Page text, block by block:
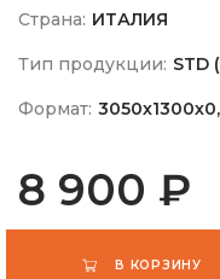
Страна: ИТАЛИЯ
Тип продукции: STD
Формат:
8 900 ₽
В КОРЗИНУ